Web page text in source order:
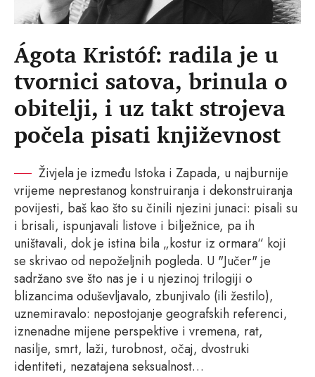
Ágota Kristóf: radila je u
tvornici satova, brinula o
obitelji, i uz takt strojeva
počela pisati književnost
Živjela je između Istoka i Zapada, u najburnije
vrijeme neprestanog konstruiranja i dekonstruiranja
povijesti, baš kao što su činili njezini junaci: pisali su
i brisali, ispunjavali listove i bilježnice, pa ih
uništavali, dok je istina bila „kostur iz ormara“ koji
se skrivao od nepoželjnih pogleda. U "Jučer" je
sadržano sve što nas je i u njezinoj trilogiji o
blizancima oduševljavalo, zbunjivalo (ili žestilo),
uznemiravalo: nepostojanje geografskih referenci,
iznenadne mijene perspektive i vremena, rat,
nasilje, smrt, laži, turobnost, očaj, dvostruki
identiteti, nezatajena seksualnost…